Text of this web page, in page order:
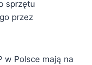
sprzętu
przez
w Polsce mają na